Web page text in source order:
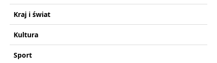
Kraj i świat
Kultura
Sport